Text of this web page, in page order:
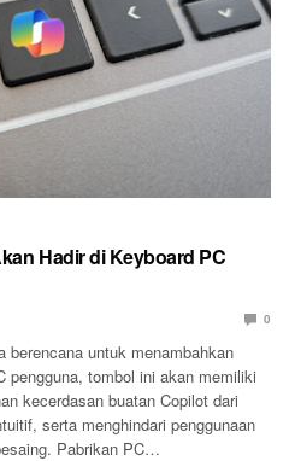
Hadir di Keyboard PC
0
berencana untuk menambahkan
pengguna, tombol ini akan memiliki
kecerdasan buatan Copilot dari
serta menghindari penggunaan
Pabrikan PC…